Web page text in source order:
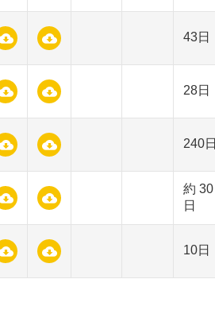
43日
28日
240日
約 30
日
10日